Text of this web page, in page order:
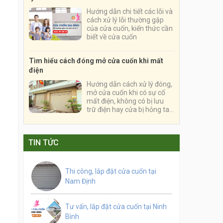
Hướng dẫn chi tiết các lỗi và
cách xử lý lỗi thường gặp
của cửa cuốn, kiến thức cần
biết về cửa cuốn
Tìm hiểu cách đóng mở cửa cuốn khi mất
điện
Hướng dẫn cách xử lý đóng,
mở cửa cuốn khi có sự cố
mất điện, không có bị lưu
trữ điện hay cửa bị hỏng tay
TIN TỨC
Thi công, lắp đặt cửa cuốn tại
Nam Định
Tư vấn, lắp đặt cửa cuốn tại Ninh
Bình